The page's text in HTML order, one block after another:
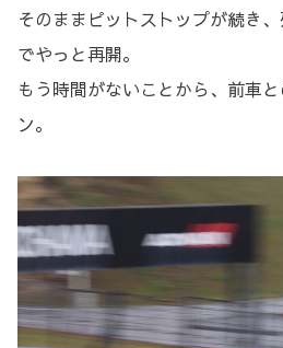
そのままピットストップが続き
でやっと再開。
もう時間がないことから、前車
ン。